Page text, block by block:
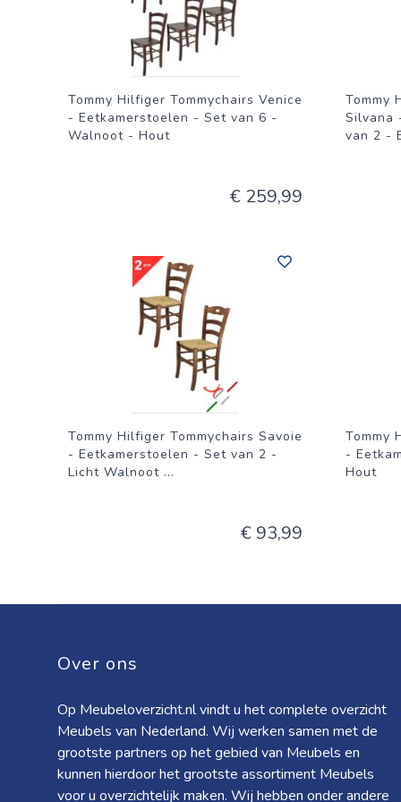
Tommy Hilfiger Tommychairs Venice
- Eetkamerstoelen - Set van 6 -
Walnoot - Hout
€ 259,99
Tommy
Silvana
van 2 -
Tommy Hilfiger Tommychairs Savoie
- Eetkamerstoelen - Set van 2 -
Licht Walnoot ...
€ 93,99
Tommy
-
Hout
Over ons
Op Meubeloverzicht.nl vindt u het complete overzicht
Meubels van Nederland. Wij werken samen met de
grootste partners op het gebied van Meubels en
kunnen hierdoor het grootste assortiment Meubels
voor u overzichtelijk maken. Wij hebben onder andere